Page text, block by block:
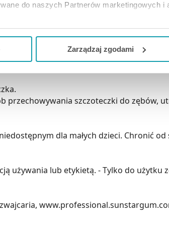
do naszych Partnerów marketingowych i
zgodę i wybrać tylko niektóre dodatkowe
dla funkcjonowania Strony. Będzie się
Zarządzaj zgodami
zęby, dopóki światło nie przestanie
przechowywania szczoteczki do zębów,
dla małych dzieci. Chronić od
używania lub etykietą. - Tylko do użytku